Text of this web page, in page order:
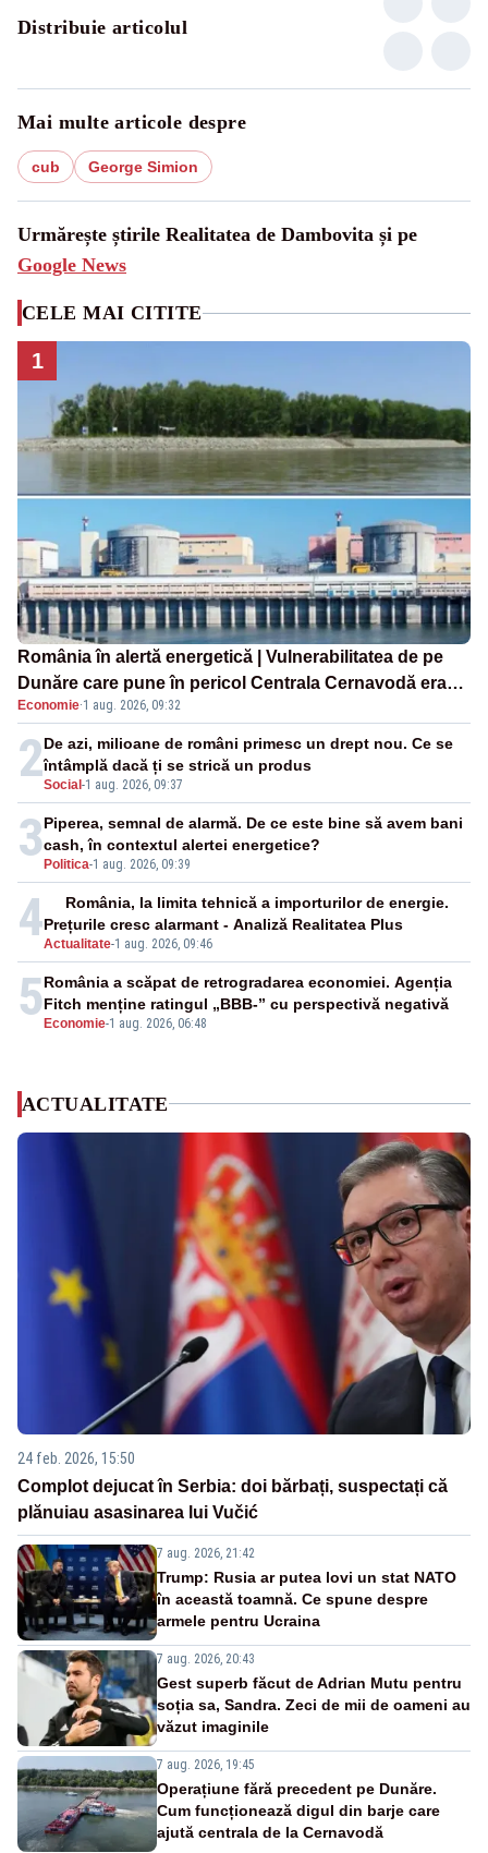
Distribuie articolul
Mai multe articole despre
cub George Simion
Urmărește știrile Realitatea de Dambovita și pe
Google News
CELE MAI CITITE
1
România în alertă energetică | Vulnerabilitatea de pe
Dunăre care pune în pericol Centrala Cernavodă era
cunoscută de pe vremea lui Ceaușescu
Economie·1 aug. 2026, 09:32
2Social-1 aug. 2026, 09:37
De azi, milioane de români primesc un drept nou. Ce se
întâmplă dacă ți se strică un produs
3Politica-1 aug. 2026, 09:39
Piperea, semnal de alarmă. De ce este bine să avem bani
cash, în contextul alertei energetice?
4Actualitate-1 aug. 2026, 09:46
România, la limita tehnică a importurilor de energie.
Prețurile cresc alarmant - Analiză Realitatea Plus
5Economie-1 aug. 2026, 06:48
România a scăpat de retrogradarea economiei. Agenția
Fitch menține ratingul „BBB-” cu perspectivă negativă
ACTUALITATE
24 feb. 2026, 15:50
Complot dejucat în Serbia: doi bărbați, suspectați că
plănuiau asasinarea lui Vučić
7 aug. 2026, 21:42
Trump: Rusia ar putea lovi un stat NATO
în această toamnă. Ce spune despre
armele pentru Ucraina
7 aug. 2026, 20:43
Gest superb făcut de Adrian Mutu pentru
soția sa, Sandra. Zeci de mii de oameni au
văzut imaginile
7 aug. 2026, 19:45
Operațiune fără precedent pe Dunăre.
Cum funcționează digul din barje care
ajută centrala de la Cernavodă